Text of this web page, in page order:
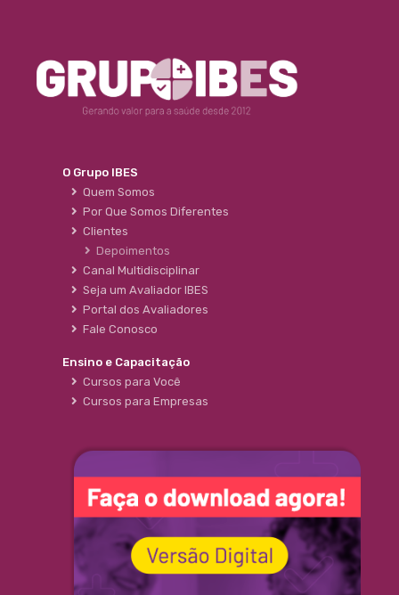
O Grupo IBES
Quem Somos
Por Que Somos Diferentes
Clientes
Depoimentos
Canal Multidisciplinar
Seja um Avaliador IBES
Portal dos Avaliadores
Fale Conosco
Ensino e Capacitação
Cursos para Você
Cursos para Empresas